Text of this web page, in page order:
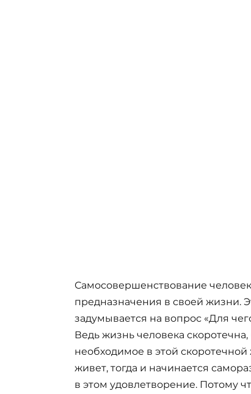
Самосовершенствование
предназначения в своей жизни.
задумывается на вопрос «Для
Ведь жизнь человека
необходимое в этой
живет, тогда и начинается
в этом удовлетворение. Потому